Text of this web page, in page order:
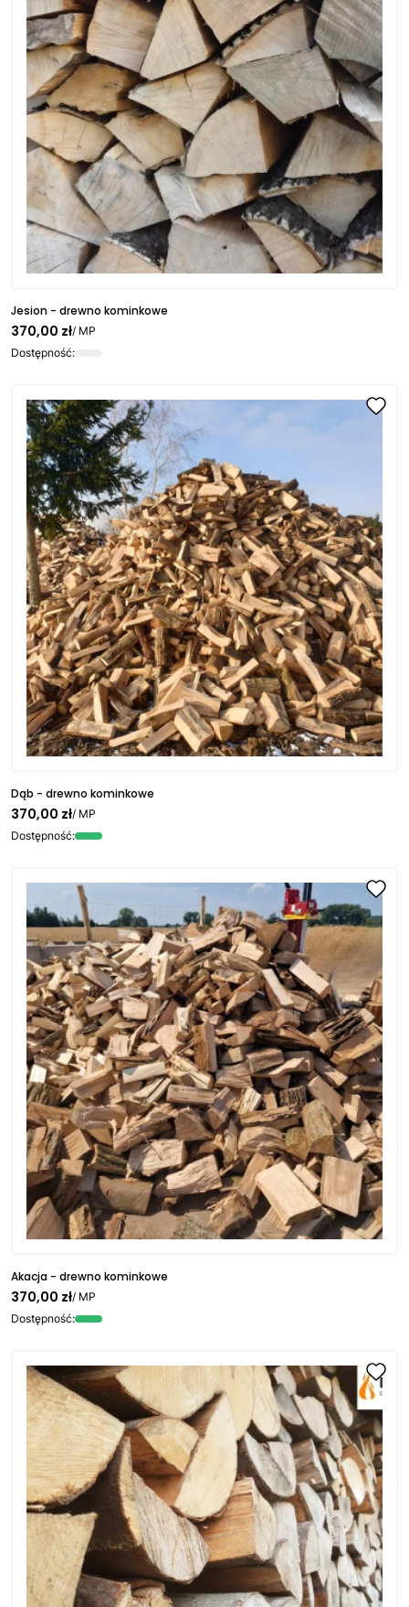
Jesion - drewno kominkowe
370,00 zł/ MP
Dostępność:
Dąb - drewno kominkowe
370,00 zł/ MP
Dostępność:
Akacja - drewno kominkowe
370,00 zł/ MP
Dostępność: